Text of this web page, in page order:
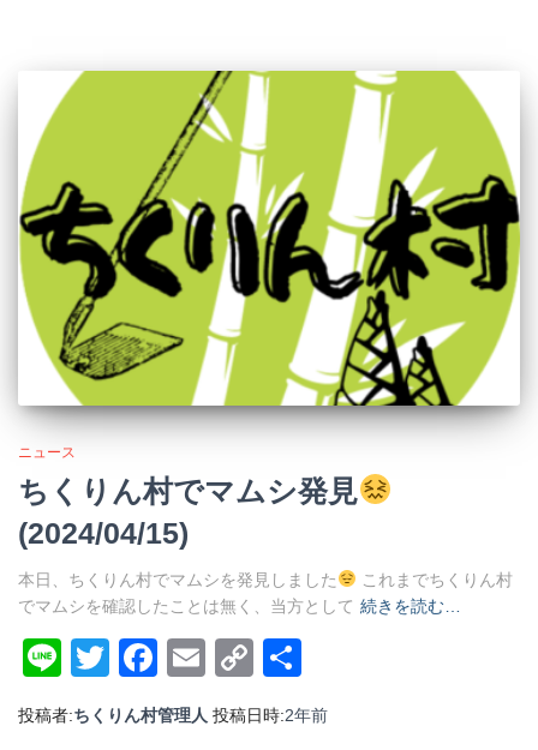
ニュース
ちくりん村でマムシ発見
(2024/04/15)
本日、ちくりん村でマムシを発見しました
これまでちくりん村
でマムシを確認したことは無く、当方として 続きを読む…
LineTwitterFacebook
EmailCopy
Link
有
投稿者:ちくりん村管理人 投稿日時:2年前